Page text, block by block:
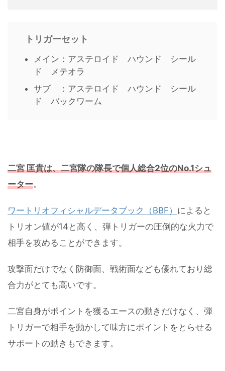
トリガーセット
メイン：アステロイド ハウンド シール
ド メテオラ
サブ ：アステロイド ハウンド シール
ド バックワーム
二宮 匡貴は、二宮隊の隊長で個人総合2位のNo.1シュ
ーター。
ワートリオフィシャルデータブック（BBF） によると
トリオン値が14と高く、弾トリガーの圧倒的な火力で
相手を攻めることができます。
攻撃面だけでなく防御面、戦術面なども優れており総
合力がとても高いです。
二宮自身がポイントを獲るエースの動きだけなく、弾
トリガーで相手を動かして味方にポイントをとらせる
サポートの動きもできます。